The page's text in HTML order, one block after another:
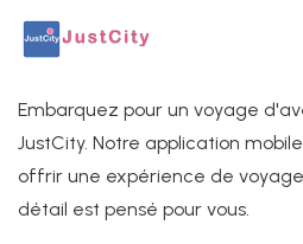
Embarquez pour un voyage
JustCity. Notre application
offrir une expérience de
détail est pensé pour vous.